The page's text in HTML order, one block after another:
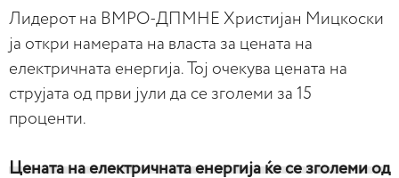
Лидерот на ВМРО-ДПМНЕ Христијан Мицкоски
ја откри намерата на власта за цената на
електричната енергија. Тој очекува цената на
струјата од први јули да се зголеми за 15
проценти.
Цената на електричната енергија ќе се зголеми од